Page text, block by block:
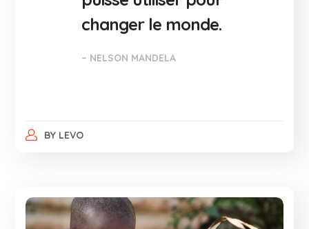
changer le monde.
– NELSON MANDELA
BY LEVO